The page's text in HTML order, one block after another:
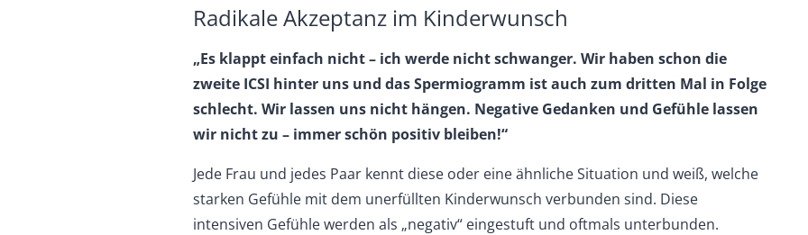
Radikale Akzeptanz im Kinderwunsch
„Es klappt einfach nicht – ich werde nicht schwanger. Wir haben schon die
zweite ICSI hinter uns und das Spermiogramm ist auch zum dritten Mal in Folge
schlecht. Wir lassen uns nicht hängen. Negative Gedanken und Gefühle lassen
wir nicht zu – immer schön positiv bleiben!“
Jede Frau und jedes Paar kennt diese oder eine ähnliche Situation und weiß, welche
starken Gefühle mit dem unerfüllten Kinderwunsch verbunden sind. Diese
intensiven Gefühle werden als „negativ“ eingestuft und oftmals unterbunden.